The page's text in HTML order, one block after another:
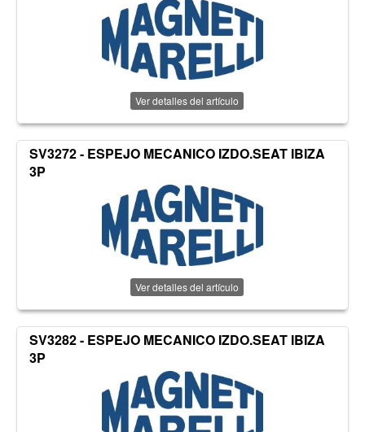
Ver detalles del artículo
SV3272 - ESPEJO MECANICO IZDO.SEAT IBIZA
3P
Ver detalles del artículo
SV3282 - ESPEJO MECANICO IZDO.SEAT IBIZA
3P